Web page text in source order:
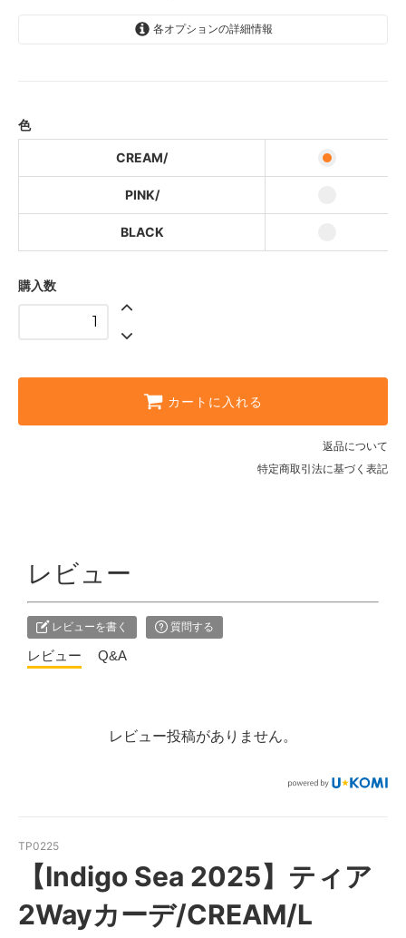
各オプションの詳細情報
色
CREAM/
PINK/
BLACK
購入数
カートに入れる
返品について
特定商取引法に基づく表記
レビュー
レビューを書く 質問する
レビュー Q&A
レビュー投稿がありません。
TP0225
【Indigo Sea 2025】ティア
2Wayカーデ/CREAM/L